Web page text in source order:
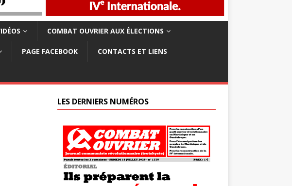
COMBAT OUVRIER AUX ÉLECTIONS
PAGE FACEBOOK CONTACTS ET LIENS
LES DERNIERS NUMÉROS